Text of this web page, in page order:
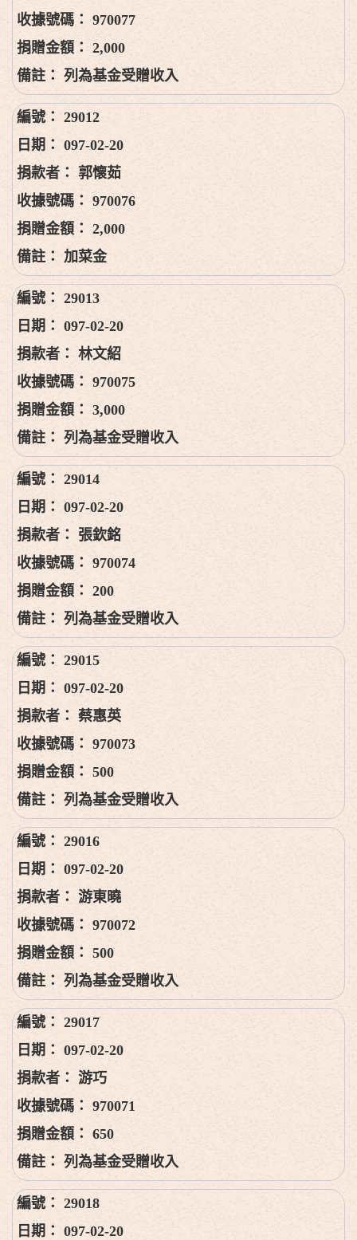
970077
2,000
列為基金受贈收入
29012
097-02-20
郭懷茹
970076
2,000
加菜金
29013
097-02-20
林文紹
970075
3,000
列為基金受贈收入
29014
097-02-20
張欽銘
970074
200
列為基金受贈收入
29015
097-02-20
蔡惠英
970073
500
列為基金受贈收入
29016
097-02-20
游東曉
970072
500
列為基金受贈收入
29017
097-02-20
游巧
970071
650
列為基金受贈收入
29018
097-02-20